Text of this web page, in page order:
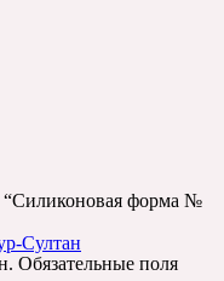
Султан
“Силиконовая форма №
Обязательные поля